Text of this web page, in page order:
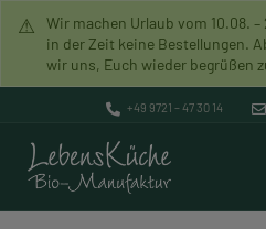
⚠
Wir machen Urlaub vom 10.08.
in der Zeit keine Bestellungen.
wir uns, Euch wieder begrüßen
+49 9721 – 47 30 14
Pakete
Brotaufstriche
Lebenswurst
Versand & Zahlung
Datenschutz
Widerrufsrecht
Bio-Manufaktur
Mission
Unverpacktladen